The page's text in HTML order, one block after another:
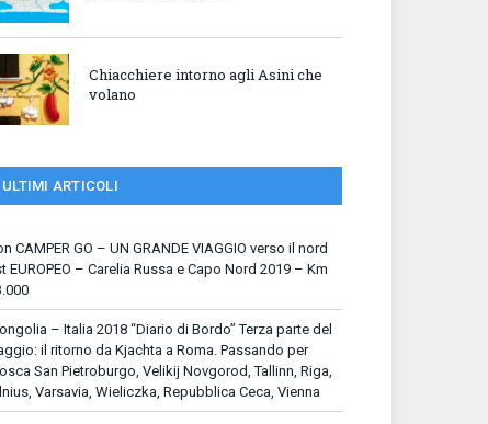
Chiacchiere intorno agli Asini che
volano
ULTIMI ARTICOLI
CAMPER GO – UN GRANDE VIAGGIO verso il nord
EUROPEO – Carelia Russa e Capo Nord 2019 – Km
– Italia 2018 “Diario di Bordo” Terza parte del
il ritorno da Kjachta a Roma. Passando per
San Pietroburgo, Velikij Novgorod, Tallinn, Riga,
Varsavia, Wieliczka, Repubblica Ceca, Vienna